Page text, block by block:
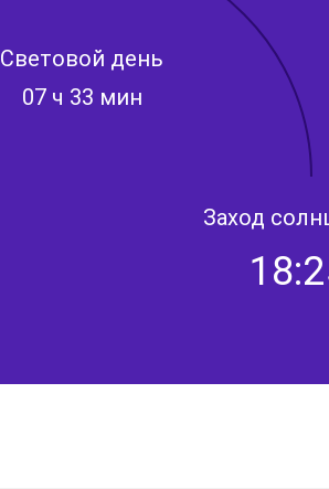
Световой день
07 ч 33 мин
Заход